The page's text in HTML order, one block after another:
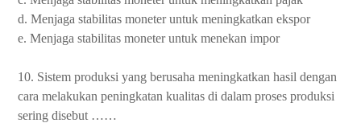
d. Menjaga stabilitas moneter untuk meningkatkan ekspor
e. Menjaga stabilitas moneter untuk menekan impor
10. Sistem produksi yang berusaha meningkatkan hasil dengan
cara melakukan peningkatan kualitas di dalam proses produksi
sering disebut ……